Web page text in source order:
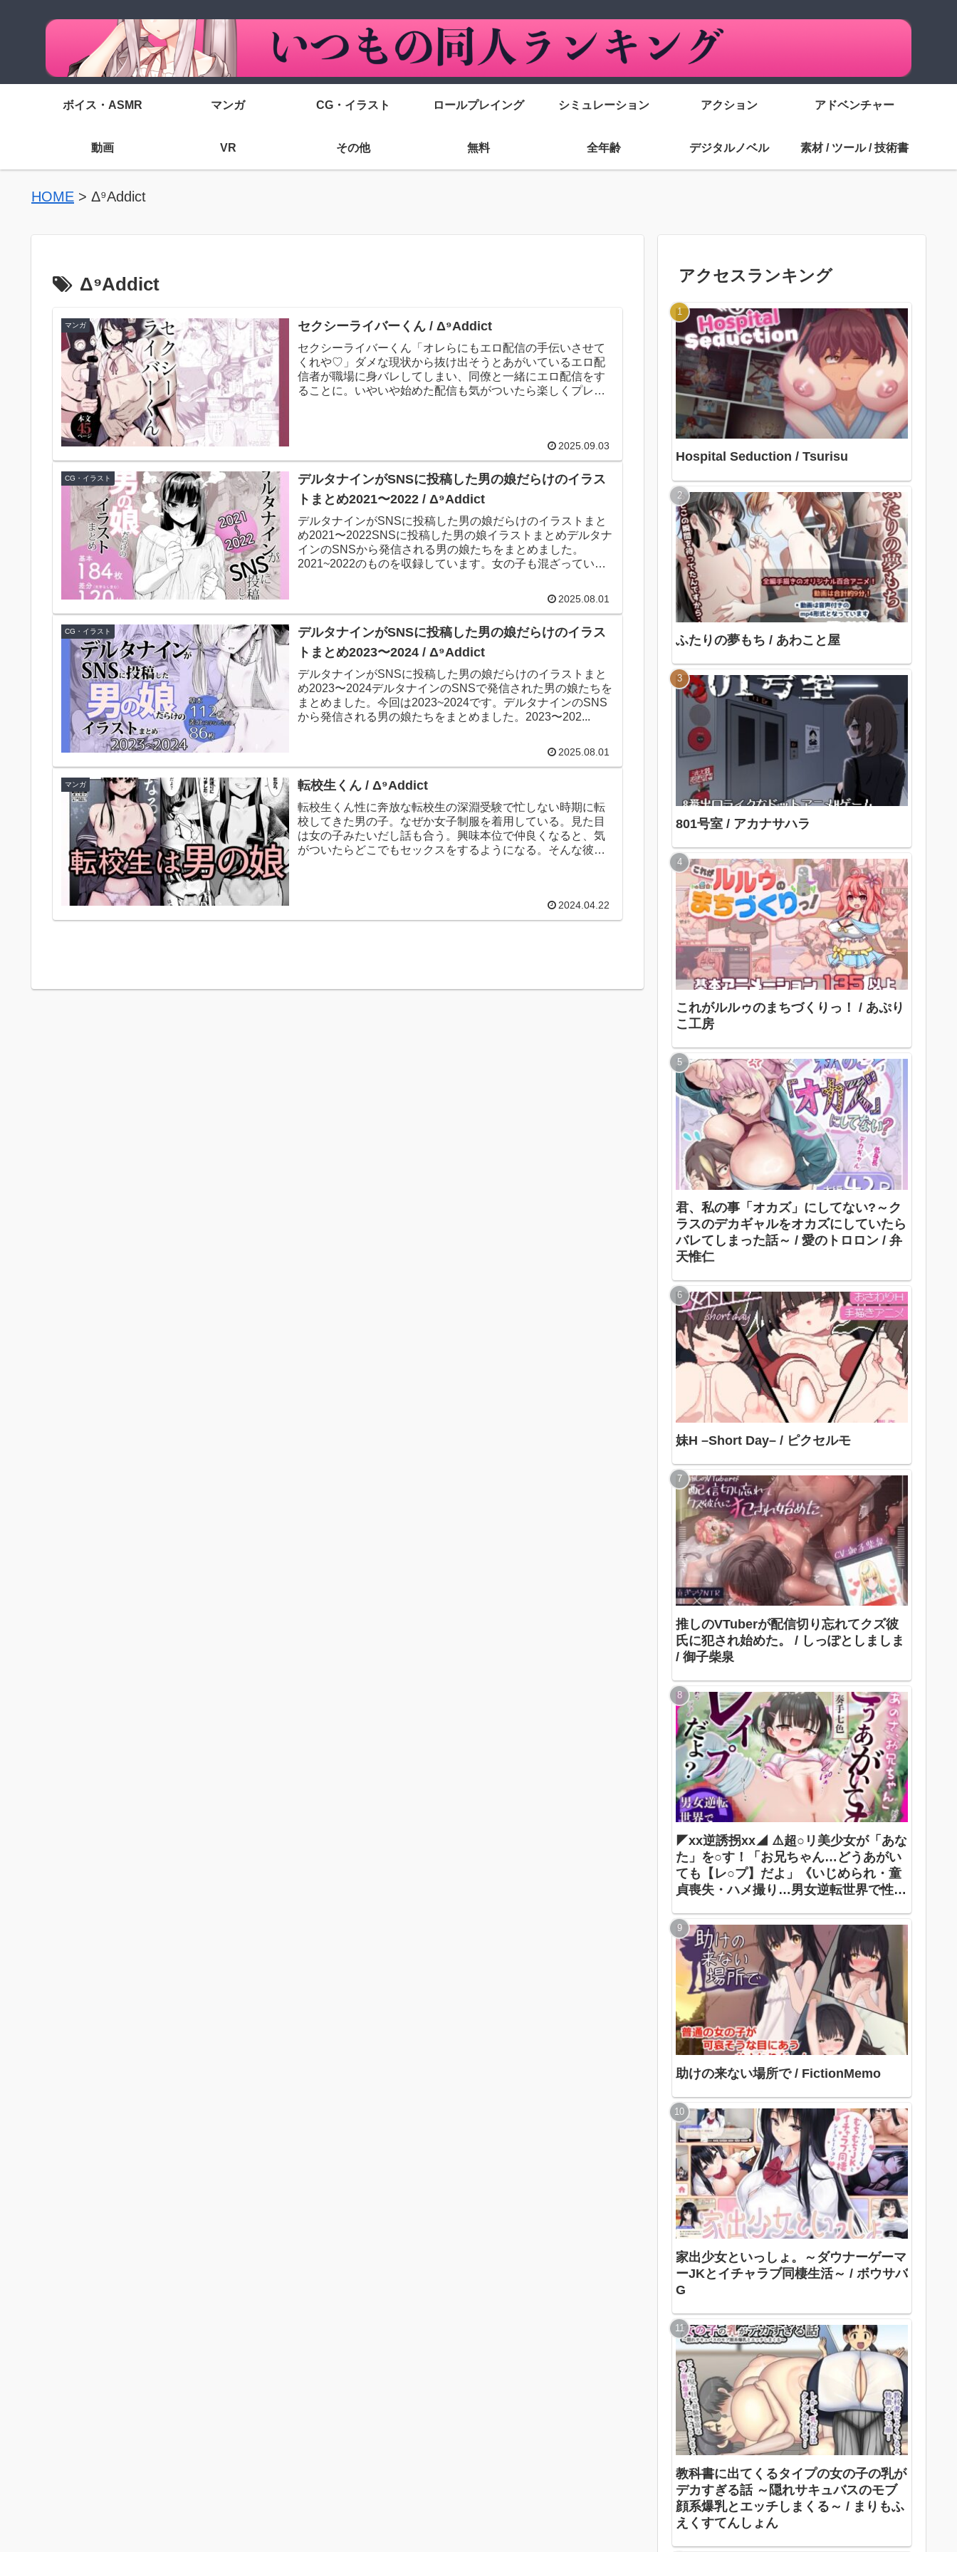
ボイス・ASMR マンガ CG・イラスト ロールプレイング シミュレーション アクション アドベンチャー
動画 VR その他 無料 全年齢 デジタルノベル 素材 / ツール / 技術書
HOME > Δ⁹Addict
Δ⁹Addict
マンガ セクシーライバーくん / Δ⁹Addict
セクシーライバーくん「オレらにもエロ配信の手伝いさせて
くれや♡」ダメな現状から抜け出そうとあがいているエロ配
信者が職場に身バレしてしまい、同僚と一緒にエロ配信をす
ることに。いやいや始めた配信も気がついたら楽しくプレ
2025.09.03
CG・イラスト
デルタナインがSNSに投稿した男の娘だらけのイラス
トまとめ2021〜2022 / Δ⁹Addict
デルタナインがSNSに投稿した男の娘だらけのイラストまと
め2021〜2022SNSに投稿した男の娘イラストまとめデルタナ
インのSNSから発信される男の娘たちをまとめました。
2021~2022のものを収録しています。女の子も混ざっていま
2025.08.01
CG・イラスト
デルタナインがSNSに投稿した男の娘だらけのイラス
トまとめ2023〜2024 / Δ⁹Addict
デルタナインがSNSに投稿した男の娘だらけのイラストまと
め2023〜2024デルタナインのSNSで発信された男の娘たちを
まとめました。今回は2023~2024です。デルタナインのSNS
から発信される男の娘たちをまとめました。2023〜202...
2025.08.01
マンガ 転校生くん / Δ⁹Addict
転校生くん性に奔放な転校生の深淵受験で忙しない時期に転
校してきた男の子。なぜか女子制服を着用している。見た目
は女の子みたいだし話も合う。興味本位で仲良くなると、気
がついたらどこでもセックスをするようになる。そんな彼が
2024.04.22
アクセスランキング
Hospital Seduction / Tsurisu
ふたりの夢もち / あわこと屋
801号室 / アカナサハラ
これがルルゥのまちづくりっ！ / あぷり
こ工房
君、私の事「オカズ」にしてない?～ク
ラスのデカギャルをオカズにしていたら
バレてしまった話～ / 愛のトロロン / 弁
天惟仁
妹H –Short Day– / ピクセルモ
推しのVTuberが配信切り忘れてクズ彼
氏に犯され始めた。 / しっぽとしましま
/ 御子柴泉
◤xx逆誘拐xx◢ ⚠️超○リ美少女が「あな
た」を○す！「お兄ちゃん…どうあがい
ても【レ○プ】だよ」《いじめられ・童
貞喪失・ハメ撮り…男女逆転世界で性犯
色
助けの来ない場所で / FictionMemo
家出少女といっしょ。～ダウナーゲーマ
ーJKとイチャラブ同棲生活～ / ボウサバ
G
教科書に出てくるタイプの女の子の乳が
デカすぎる話 ～隠れサキュバスのモブ
顔系爆乳とエッチしまくる～ / まりもふ
えくすてんしょん